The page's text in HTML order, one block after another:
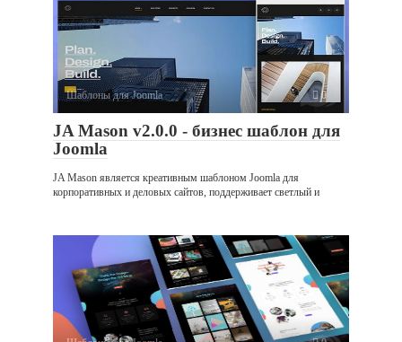
Шаблоны для Joomla 0
JA Mason v2.0.0 - бизнес шаблон для
Joomla
JA Mason является креативным шаблоном Joomla для
корпоративных и деловых сайтов, поддерживает светлый и